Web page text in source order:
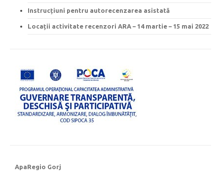
Instrucțiuni pentru autorecenzarea asistată
Locații activitate recenzori ARA – 14 martie – 15 mai 2022
ApaRegio Gorj